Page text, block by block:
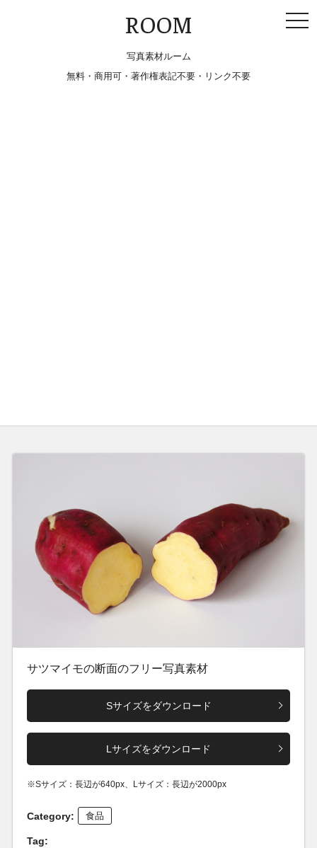
ROOM
写真素材ルーム
無料・商用可・著作権表記不要・リンク不要
サツマイモの断面のフリー写真素材
Sサイズをダウンロード
Lサイズをダウンロード
※Sサイズ：長辺が640px、Lサイズ：長辺が2000px
Category: 食品
Tag: